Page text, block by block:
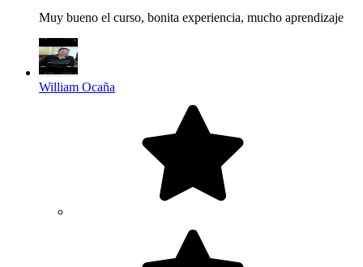
Muy bueno el curso, bonita experiencia, mucho aprendizaje
William Ocaña